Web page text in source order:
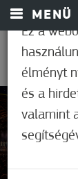
MENÜ
Ez a
élményt
és a
valamint